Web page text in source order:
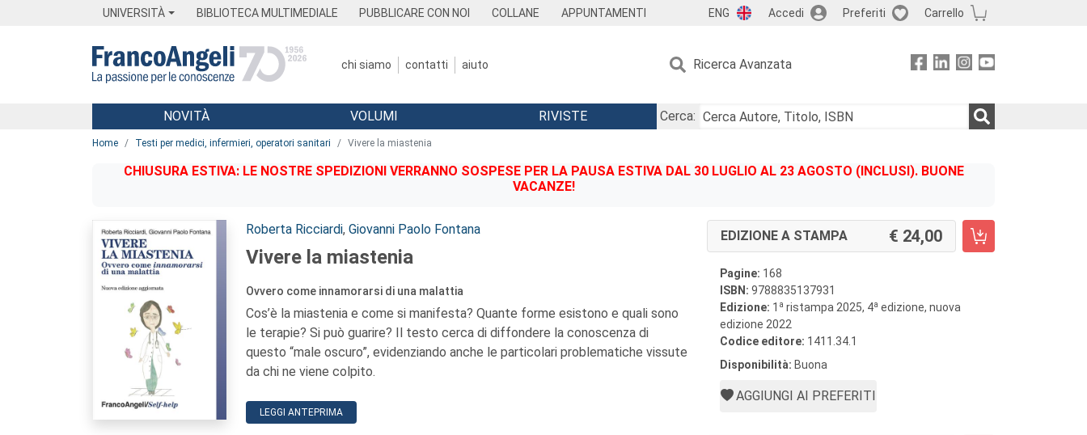
UNIVERSITÀ BIBLIOTECA MULTIMEDIALE PUBBLICARE CON NOI COLLANE APPUNTAMENTI ENG Accedi Preferiti Carrello
chi siamo contatti aiuto Ricerca Avanzata
Menu
NOVITÀ VOLUMI RIVISTE
Cerca:
Home Testi per medici, infermieri, operatori sanitari Vivere la miastenia
CHIUSURA ESTIVA: LE NOSTRE SPEDIZIONI VERRANNO SOSPESE PER LA PAUSA ESTIVA DAL 30 LUGLIO AL 23 AGOSTO (INCLUSI). BUONE
VACANZE!
Autori:
Roberta Ricciardi, Giovanni Paolo Fontana
Vivere la miastenia
Ovvero come innamorarsi di una malattia
Cos’è la miastenia e come si manifesta? Quante forme esistono e quali sono
le terapie? Si può guarire? Il testo cerca di diffondere la conoscenza di
questo “male oscuro”, evidenziando anche le particolari problematiche vissute
da chi ne viene colpito.
LEGGI ANTEPRIMA
EDIZIONE A STAMPA 24,00
Pagine: 168
ISBN: 9788835137931
Edizione: 1 a ristampa 2025, 4a edizione, nuova
edizione 2022
Codice editore: 1411.34.1
Disponibilità: Buona
AGGIUNGI AI PREFERITI